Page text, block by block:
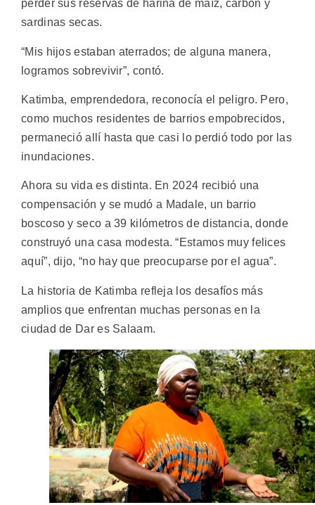
perder sus reservas de harina de maíz, carbón y
sardinas secas.
“Mis hijos estaban aterrados; de alguna manera,
logramos sobrevivir”, contó.
Katimba, emprendedora, reconocía el peligro. Pero,
como muchos residentes de barrios empobrecidos,
permaneció allí hasta que casi lo perdió todo por las
inundaciones.
Ahora su vida es distinta. En 2024 recibió una
compensación y se mudó a Madale, un barrio
boscoso y seco a 39 kilómetros de distancia, donde
construyó una casa modesta. “Estamos muy felices
aquí”, dijo, “no hay que preocuparse por el agua”.
La historia de Katimba refleja los desafíos más
amplios que enfrentan muchas personas en la
ciudad de Dar es Salaam.